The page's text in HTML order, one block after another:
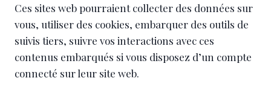
Ces sites web pourraient collecter des données sur
vous, utiliser des cookies, embarquer des outils de
suivis tiers, suivre vos interactions avec ces
contenus embarqués si vous disposez d’un compte
connecté sur leur site web.